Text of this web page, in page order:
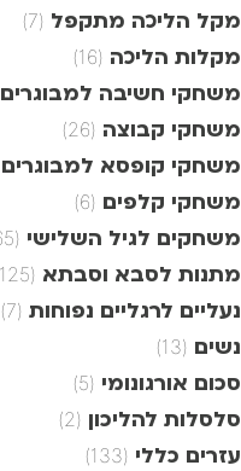
מקל הליכה מתקפל (7)
מקלות הליכה (16)
משחקי חשיבה למבוגרים
משחקי קבוצה (26)
משחקי קופסא למבוגרים
משחקי קלפים (6)
משחקים לגיל השלישי (65)
מתנות לסבא וסבתא (125)
נעליים לרגליים נפוחות (7)
נשים (13)
סכום אורגונומי (5)
סלסלות להליכון (2)
עזרים כללי (133)